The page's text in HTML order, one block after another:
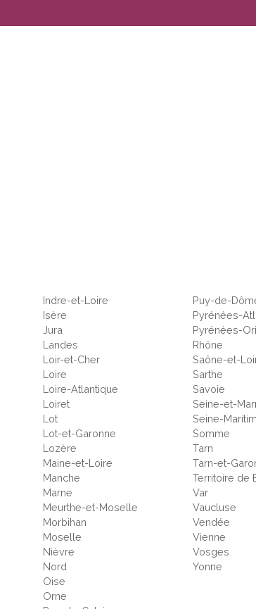
Indre-et-Loire
Isère
Jura
Landes
Loir-et-Cher
Loire
Loire-Atlantique
Loiret
Lot
Lot-et-Garonne
Lozère
Maine-et-Loire
Manche
Marne
Meurthe-et-Moselle
Morbihan
Moselle
Nièvre
Nord
Oise
Orne
Puy-de-
Pyrénées-
Pyrénées-
Rhône
Saône-et-
Sarthe
Savoie
Seine-et-
Seine-
Somme
Tarn
Tarn-et-
Territoire de
Var
Vaucluse
Vendée
Vienne
Vosges
Yonne